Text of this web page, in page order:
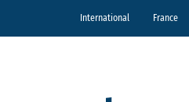
International France